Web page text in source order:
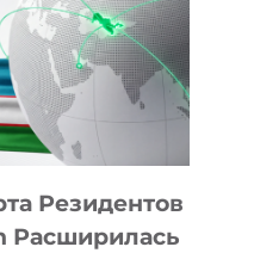
Резидентов
Расширилась